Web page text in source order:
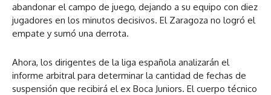
abandonar el campo de juego, dejando a su equipo con diez
jugadores en los minutos decisivos. El Zaragoza no logró el
empate y sumó una derrota.
Ahora, los dirigentes de la liga española analizarán el
informe arbitral para determinar la cantidad de fechas de
suspensión que recibirá el ex Boca Juniors. El cuerpo técnico